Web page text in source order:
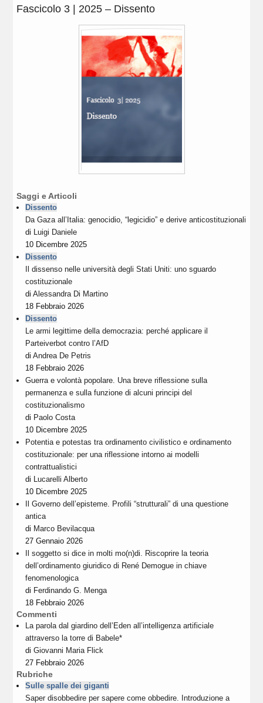
Fascicolo 3 | 2025 – Dissento
Saggi e Articoli
Dissento
Da Gaza all’Italia: genocidio, “legicidio” e derive anticostituzionali
di Luigi Daniele
10 Dicembre 2025
Dissento
Il dissenso nelle università degli Stati Uniti: uno sguardo
costituzionale
diAlessandra Di Martino
18 Febbraio 2026
Dissento
Le armi legittime della democrazia: perché applicare il
Parteiverbot contro l’AfD
diAndrea De Petris
18 Febbraio 2026
Guerra e volontà popolare. Una breve riflessione sulla
permanenza e sulla funzione di alcuni principi del
costituzionalismo
di Paolo Costa
10 Dicembre 2025
Potentia e potestas tra ordinamento civilistico e ordinamento
costituzionale: per una riflessione intorno ai modelli
contrattualistici
di Lucarelli Alberto
10 Dicembre 2025
Il Governo dell’episteme. Profili “strutturali” di una questione
antica
di Marco Bevilacqua
27 Gennaio 2026
Il soggetto si dice in molti mo(n)di. Riscoprire la teoria
dell’ordinamento giuridico di René Demogue in chiave
fenomenologica
di Ferdinando G. Menga
18 Febbraio 2026
Commenti
La parola dal giardino dell’Eden all’intelligenza artificiale
attraverso la torre di Babele*
diGiovanni Maria Flick
27 Febbraio 2026
Rubriche
Sulle spalle dei giganti
Saper disobbedire per sapere come obbedire. Introduzione a